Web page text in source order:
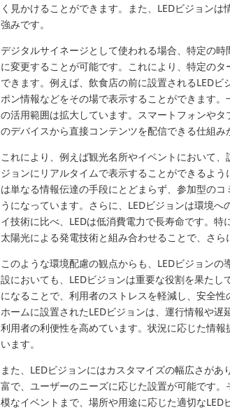
く見かけることができます。また、LEDビジョン
強みです。
デジタルサイネージとして使われる場合、特定の
に変更することが可能です。これにより、特定の
できます。例えば、飲食店の前に設置されるLED
ポン情報などをその場で表示することができます
の活用範囲は拡大しています。スマートフォンや
のデバイスから直接コンテンツを配信できる仕組み
これにより、例えば観光名所やイベントにおいて
ジョンにリアルタイムで表示することができるよ
は単なる情報伝達の手段にとどまらず、参加型の
うになっています。さらに、LEDビジョンは環境
イ技術に比べ、LEDは低消費電力で長寿命です。
太陽光による発電技術と組み合わせることで、さら
このような環境配慮の観点からも、LEDビジョン
設においても、LEDビジョンは重要な役割を果た
になることで、利用者のストレスを軽減し、安全
ホームに設置されたLEDビジョンは、運行情報や遅
利用者の利便性を高めています。状況に応じた情
います。
また、LEDビジョンにはカスタマイズの幅広さが
富で、ユーザーのニーズに応じた設置が可能です
模なイベントまで、場所や用途に応じた適切な